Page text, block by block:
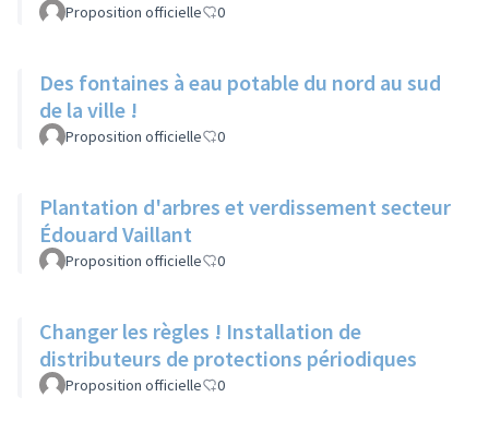
Proposition officielle 0
Des fontaines à eau potable du nord au sud
de la ville !
Proposition officielle 0
Plantation d'arbres et verdissement secteur
Édouard Vaillant
Proposition officielle 0
Changer les règles ! Installation de
distributeurs de protections périodiques
Proposition officielle 0